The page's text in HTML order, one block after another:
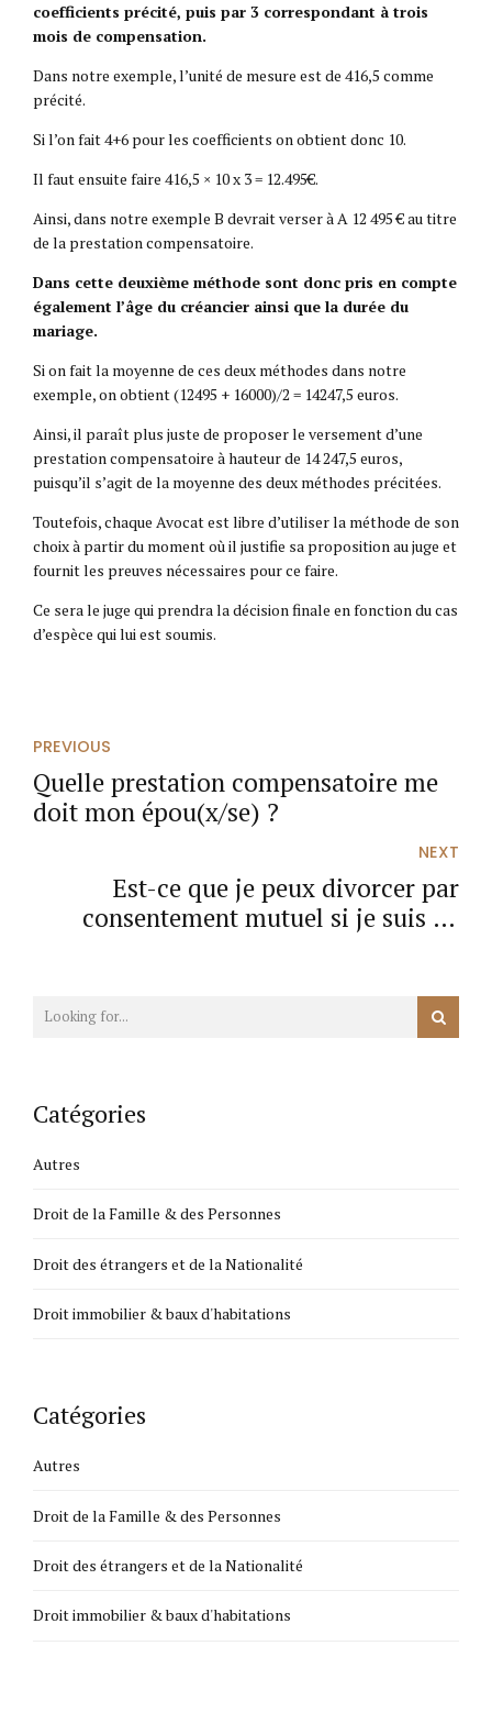
coefficients précité, puis par 3 correspondant à trois
mois de compensation.
Dans notre exemple, l’unité de mesure est de 416,5 comme
précité.
Si l’on fait 4+6 pour les coefficients on obtient donc 10.
Il faut ensuite faire 416,5 × 10 x 3 = 12.495€.
Ainsi, dans notre exemple B devrait verser à A 12 495 € au titre
de la prestation compensatoire.
Dans cette deuxième méthode sont donc pris en compte
également l’âge du créancier ainsi que la durée du
mariage.
Si on fait la moyenne de ces deux méthodes dans notre
exemple, on obtient (12495 + 16000)/2 = 14247,5 euros.
Ainsi, il paraît plus juste de proposer le versement d’une
prestation compensatoire à hauteur de 14 247,5 euros,
puisqu’il s’agit de la moyenne des deux méthodes précitées.
Toutefois, chaque Avocat est libre d’utiliser la méthode de son
choix à partir du moment où il justifie sa proposition au juge et
fournit les preuves nécessaires pour ce faire.
Ce sera le juge qui prendra la décision finale en fonction du cas
d’espèce qui lui est soumis.
PREVIOUS
Quelle prestation compensatoire me
doit mon épou(x/se) ?
NEXT
Est-ce que je peux divorcer par
consentement mutuel si je suis de
Catégories
Autres
Droit de la Famille & des Personnes
Droit des étrangers et de la Nationalité
Droit immobilier & baux d'habitations
Catégories
Autres
Droit de la Famille & des Personnes
Droit des étrangers et de la Nationalité
Droit immobilier & baux d'habitations